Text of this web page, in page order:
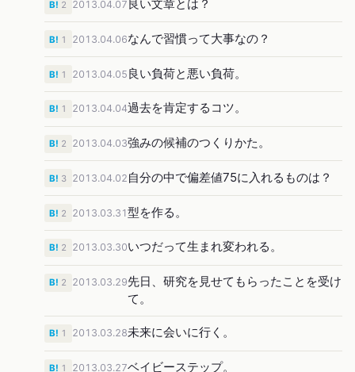
2013.04.07 良い文章とは？
B! 2
2013.04.06なんで習慣って大事なの？
B! 1
2013.04.05 良い負荷と悪い負荷。
B! 1
2013.04.04過去を肯定するコツ。
B! 1
2013.04.03強みの候補のつくりかた。
B! 2
2013.04.02 自分の中で偏差値75に入れるものは？
B! 3
2013.03.31型を作る。
B! 2
2013.03.30いつだって生まれ変われる。
B! 2
2013.03.29先日、研究を見せてもらったことを受け
て。
B! 2
2013.03.28未来に会いに行く。
B! 1
2013.03.27ベイビーステップ。
B! 1